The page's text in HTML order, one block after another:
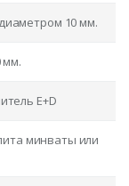
10 мм.
мм.
E+D
минваты или